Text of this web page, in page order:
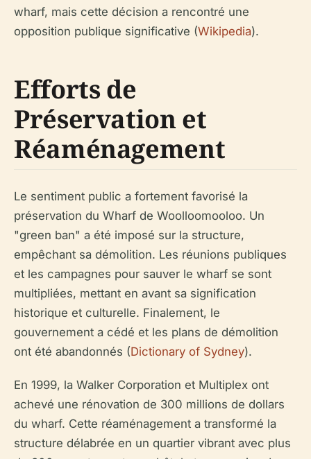
wharf, mais cette décision a rencontré une
opposition publique significative (Wikipedia).
Efforts de
Préservation et
Réaménagement
Le sentiment public a fortement favorisé la
préservation du Wharf de Woolloomooloo. Un
"green ban" a été imposé sur la structure,
empêchant sa démolition. Les réunions publiques
et les campagnes pour sauver le wharf se sont
multipliées, mettant en avant sa signification
historique et culturelle. Finalement, le
gouvernement a cédé et les plans de démolition
ont été abandonnés (Dictionary of Sydney).
En 1999, la Walker Corporation et Multiplex ont
achevé une rénovation de 300 millions de dollars
du wharf. Cette réaménagement a transformé la
structure délabrée en un quartier vibrant avec plus